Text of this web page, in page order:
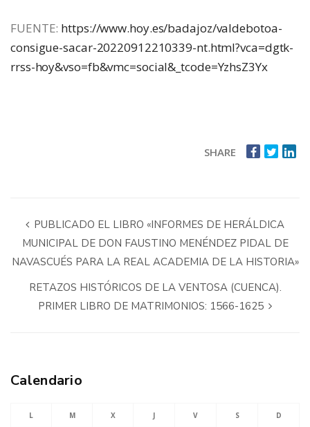
FUENTE: https://www.hoy.es/badajoz/valdebotoa-
consigue-sacar-20220912210339-nt.html?vca=dgtk-
rrss-hoy&vso=fb&vmc=social&_tcode=YzhsZ3Yx
SHARE
PUBLICADO EL LIBRO «INFORMES DE HERÁLDICA
MUNICIPAL DE DON FAUSTINO MENÉNDEZ PIDAL DE
NAVASCUÉS PARA LA REAL ACADEMIA DE LA HISTORIA»
RETAZOS HISTÓRICOS DE LA VENTOSA (CUENCA).
PRIMER LIBRO DE MATRIMONIOS: 1566-1625
Calendario
L M X J V S D